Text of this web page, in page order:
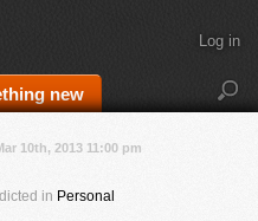
new
Log in
10th, 2013 11:00 pm
in Personal